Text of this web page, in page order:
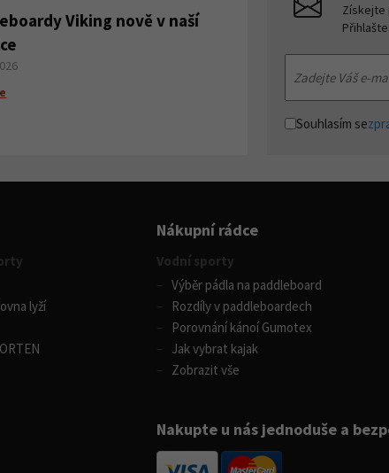
Viking nově v naší
Získejte
Souhlasím se
lyží
Nákupní rádce
Vodní sporty
Výběr pádla na paddleboard
Rozdíly v paddleboardech
Porovnání kánoí Gumotex
Jak vybrat kajak
Zobrazit vše
Nakupte u nás jednoduše a